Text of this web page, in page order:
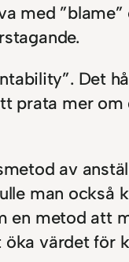
med
Det
prata mer
av
man också
en metod att
värdet för